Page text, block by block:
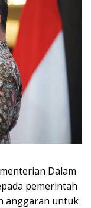
Dalam
pemerintah
anggaran untuk